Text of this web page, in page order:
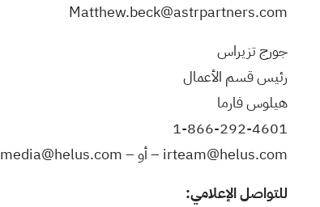
Matthew.beck@astrpartners.com
جورج تزيراس
رئيس قسم الأعمال
هيلوس فارما
1-866-292-4601
irteam@helus.com – أو –media@helus.com
للتواصل الإعلامي: